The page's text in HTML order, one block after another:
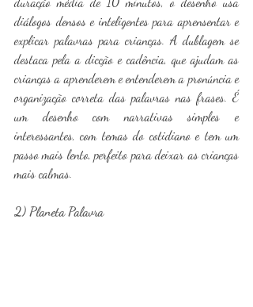
diálogos densos e inteligentes para aprensentar e
explicar palavras para crianças. A dublagem se
destaca pela a dicção e cadência, que ajudam as
crianças a aprenderem e entenderem a pronúncia e
organização correta das palavras nas frases. É
um desenho com narrativas simples e
interessantes, com temas do cotidiano e tem um
passo mais lento, perfeito para deixar as crianças
mais calmas.
2) Planeta Palavra